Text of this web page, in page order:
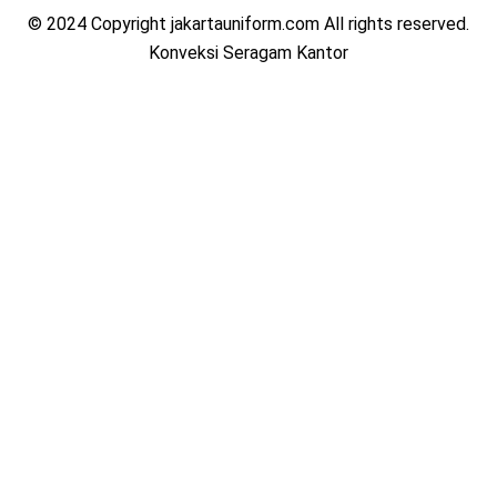
© 2024 Copyright jakartauniform.com All rights reserved.
Konveksi Seragam Kantor